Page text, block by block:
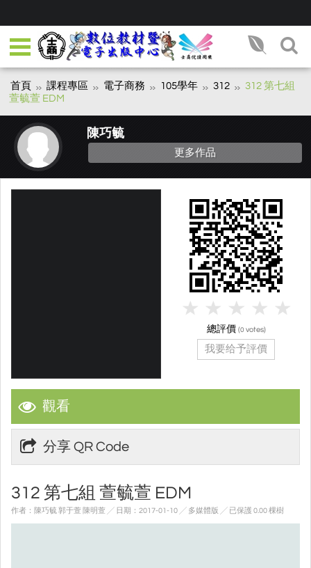
首頁 課程專區 電子商務 105學年 312
312 第七組
萱毓萱 EDM
陳巧毓
更多作品
觀看
分享 QR Code
312 第七組 萱毓萱 EDM
作者：陳巧毓 郭于萱 陳明萱 ╱ 日期：2017-01-10 ╱ 多媒體版 ╱ 已保護 0.00 棵樹
總評價 (0 votes)
我要给予評價